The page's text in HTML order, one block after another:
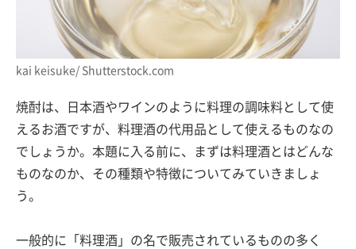
kai keisuke/ Shutterstock.com
焼酎は、日本酒やワインのように料理の調味料として使
えるお酒ですが、料理酒の代用品として使えるものなの
でしょうか。本題に入る前に、まずは料理酒とはどんな
ものなのか、その種類や特徴についてみていきましょ
う。
一般的に「料理酒」の名で販売されているものの多く